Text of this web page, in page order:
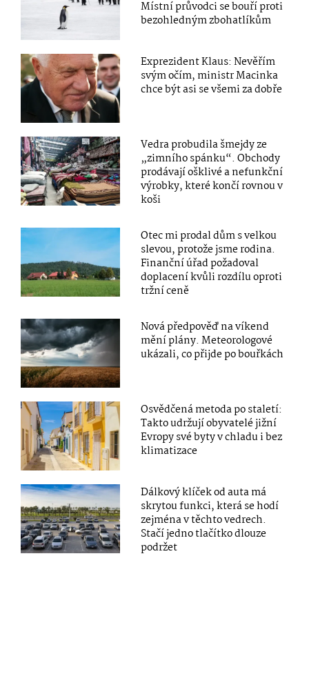
Místní průvodci se bouří proti
bezohledným zbohatlíkům
Exprezident Klaus: Nevěřím
svým očím, ministr Macinka
chce být asi se všemi za dobře
Vedra probudila šmejdy ze
„zimního spánku“. Obchody
prodávají ošklivé a nefunkční
výrobky, které končí rovnou v
koši
Otec mi prodal dům s velkou
slevou, protože jsme rodina.
Finanční úřad požadoval
doplacení kvůli rozdílu oproti
tržní ceně
Nová předpověď na víkend
mění plány. Meteorologové
ukázali, co přijde po bouřkách
Osvědčená metoda po staletí:
Takto udržují obyvatelé jižní
Evropy své byty v chladu i bez
klimatizace
Dálkový klíček od auta má
skrytou funkci, která se hodí
zejména v těchto vedrech.
Stačí jedno tlačítko dlouze
podržet